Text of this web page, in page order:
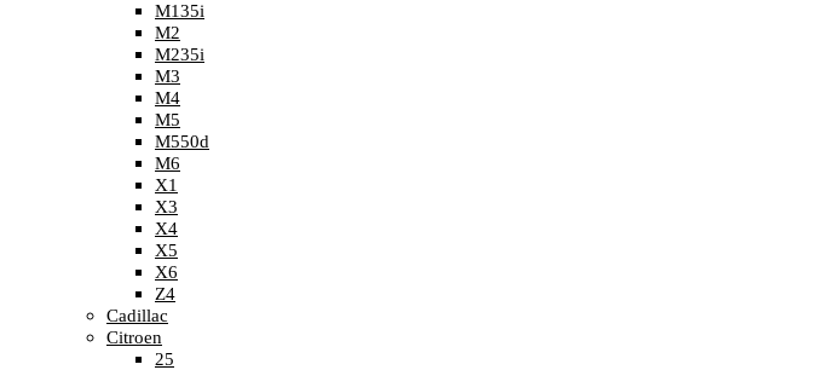
M135i
M2
M235i
M3
M4
M5
M550d
M6
X1
X3
X4
X5
X6
Z4
Cadillac
Citroen
25